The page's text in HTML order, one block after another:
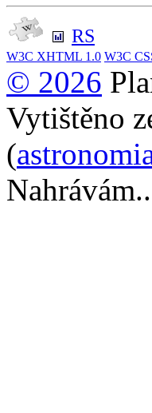
RS
W3C XHTML 1.0 W3C
© 2026
Vytištěno
(